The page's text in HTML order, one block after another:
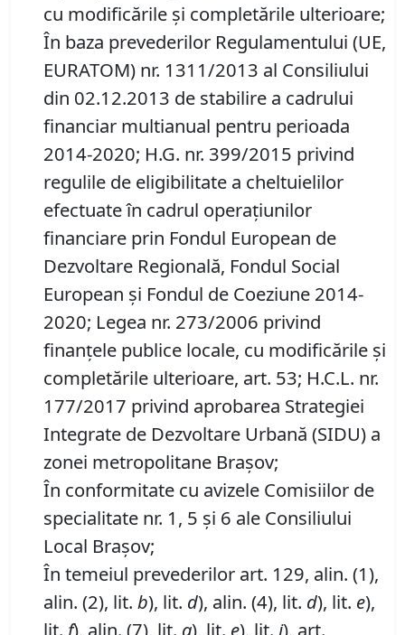
cu modificările şi completările ulterioare;
În baza prevederilor Regulamentului (UE,
EURATOM) nr. 1311/2013 al Consiliului
din 02.12.2013 de stabilire a cadrului
financiar multianual pentru perioada
2014-2020; H.G. nr. 399/2015 privind
regulile de eligibilitate a cheltuielilor
efectuate în cadrul operațiunilor
financiare prin Fondul European de
Dezvoltare Regională, Fondul Social
European și Fondul de Coeziune 2014-
2020; Legea nr. 273/2006 privind
finanțele publice locale, cu modificările și
completările ulterioare, art. 53; H.C.L. nr.
177/2017 privind aprobarea Strategiei
Integrate de Dezvoltare Urbană (SIDU) a
zonei metropolitane Brașov;
În conformitate cu avizele Comisiilor de
specialitate nr. 1, 5 și 6 ale Consiliului
Local Brașov;
În temeiul prevederilor art. 129, alin. (1),
alin. (2), lit. b), lit. d), alin. (4), lit. d), lit. e),
lit. f), alin. (7), lit. a), lit. e), lit. j), art.